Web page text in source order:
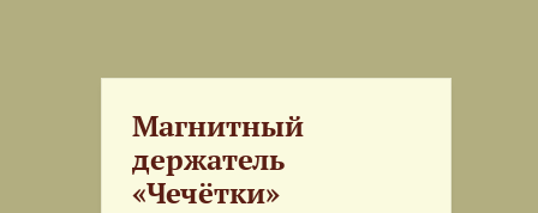
Магнитный
держатель
«Чечётки»